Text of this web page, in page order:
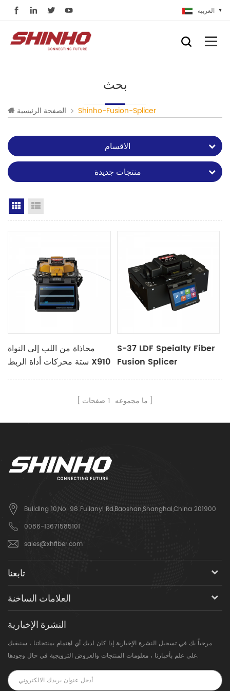
العربية
بحث
الصفحة الرئيسية Shinho-Fusion-Splicer
الاقسام
منتجات جديدة
Grid View
محاذاة من اللب إلى النواة
ستة محركات أداة الربط X910
S-37 LDF Speialty Fiber
Fusion Splicer
ما مجموعه 1 صفحات
Building 10,No. 98 Fulianyi Rd,Baoshan,Shanghai,China 201900
0086-13671585101
sales@xhfiber.com
تابعنا
العلامات الساخنة
النشرة الإخبارية
مرحباً بك في تسجيل النشرة الإخبارية إذا كان لديك أي اهتمام بمنتجاتنا ، سنبقيك
على علم بأخبارنا ، معلومات المنتجات والعروض الترويجية في حال وجودها.